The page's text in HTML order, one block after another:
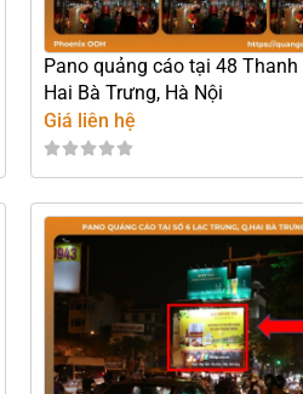
Pano quảng cáo tại 48 Thanh
Hai Bà Trưng, Hà Nội
Giá liên hệ